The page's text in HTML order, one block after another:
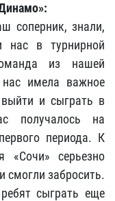
:
соперник, знали,
нас в турнирной
из нашей
имела важное
и сыграть в
получалось на
периода. К
«Сочи» серьезно
смогли забросить.
сыграть еще